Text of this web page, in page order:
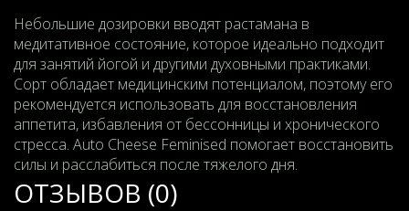
Небольшие дозировки вводят растамана в
медитативное состояние, которое идеально подходит
для занятий йогой и другими духовными практиками.
Сорт обладает медицинским потенциалом, поэтому его
рекомендуется использовать для восстановления
аппетита, избавления от бессонницы и хронического
стресса. Auto Cheese Feminised помогает восстановить
силы и расслабиться после тяжелого дня.
ОТЗЫВОВ (0)